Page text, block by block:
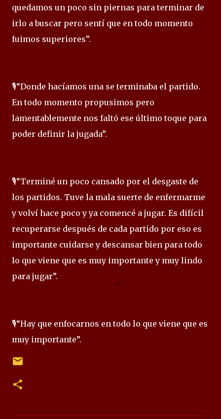
quedamos un poco sin piernas para terminar de
irlo a buscar pero sentí que en todo momento
fuimos superiores”.
🎙️“Donde hacíamos una se terminaba el partido.
En todo momento propusimos pero
lamentablemente nos faltó ese último toque para
poder definir la jugada”.
🎙️“Terminé un poco cansado por el desgaste de
los partidos. Tuve la mala suerte de enfermarme
y volví hace poco y ya comencé a jugar. Es difícil
recuperarse después de cada partido por eso es
importante cuidarse y descansar bien para todo
lo que viene que es muy importante y muy lindo
para jugar”.
🎙️“Hay que enfocarnos en todo lo que viene que es
muy importante”.